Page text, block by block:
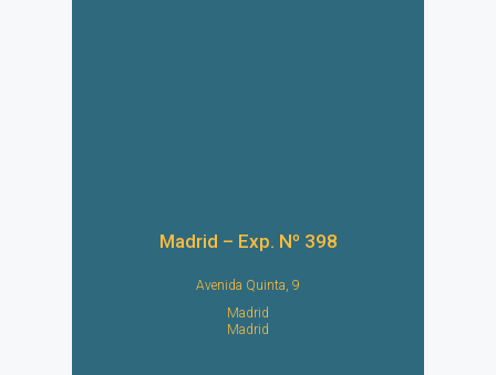
Madrid – Exp. Nº 398
Avenida Quinta, 9
Madrid
Madrid